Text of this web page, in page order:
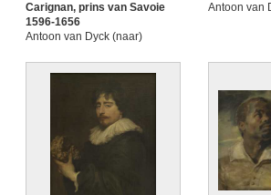
Carignan, prins van Savoie
1596-1656
Antoon van Dyck (naar)
Antoon van